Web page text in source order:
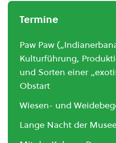
Termine
Paw Paw
Kulturführung,
und Sorten einer
Obstart
Wiesen- und
Lange Nacht der